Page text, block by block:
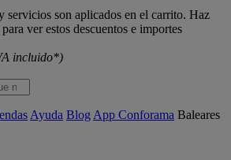
servicios son aplicados en el carrito. Haz
ver estos descuentos e importes
incluido*)
Ayuda Blog App Conforama Baleares